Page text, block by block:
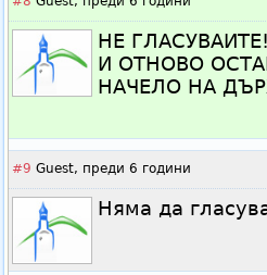
НЕ ГЛАСУВАИТЕ!
И ОТНОВО
НАЧЕЛО НА
#9 Guest, преди 6 години
Няма да